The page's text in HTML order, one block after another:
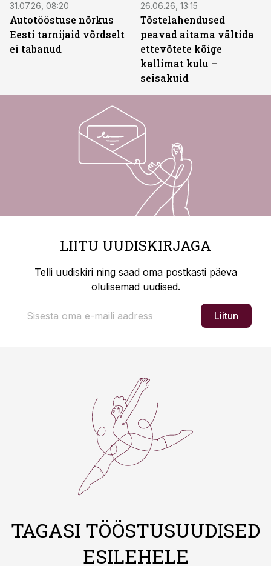
31.07.26, 08:20
Autotööstuse nõrkus
Eesti tarnijaid võrdselt
ei tabanud
26.06.26, 13:15
Tõstelahendused
peavad aitama vältida
ettevõtete kõige
kallimat kulu –
seisakuid
LIITU UUDISKIRJAGA
Telli uudiskiri ning saad oma postkasti päeva
olulisemad uudised.
Liitun
TAGASI TÖÖSTUSUUDISED
ESILEHELE